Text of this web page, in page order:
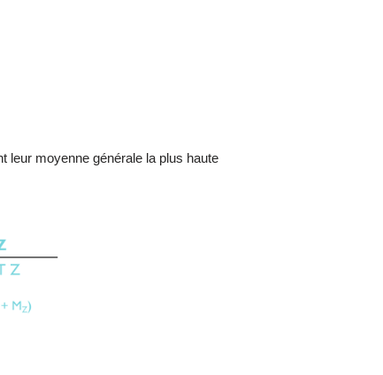
leur moyenne générale la plus haute